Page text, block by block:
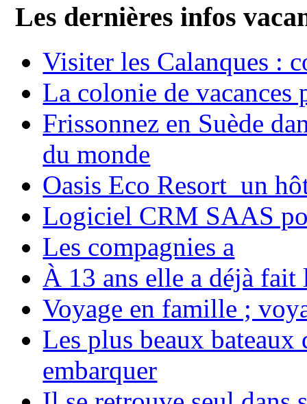
Les dernières infos
Visiter les Calanques :
La colonie de vacances
Frissonnez en Suède
du monde
Oasis Eco Resort un
Logiciel CRM SAAS
Les compagnies a
À 13 ans elle a déjà
Voyage en famille ;
Les plus beaux bateaux
embarquer